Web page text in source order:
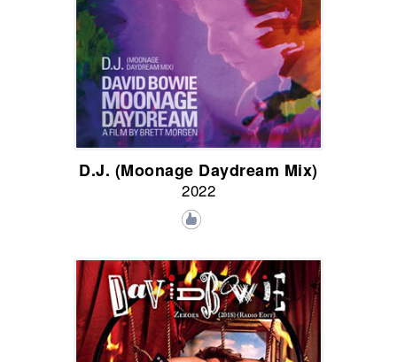
D.J. (Moonage Daydream Mix)
2022